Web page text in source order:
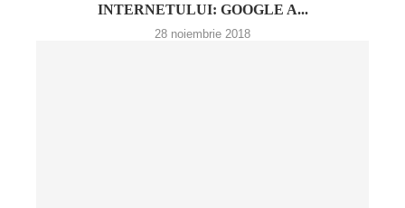
INTERNETULUI: GOOGLE A...
28 noiembrie 2018